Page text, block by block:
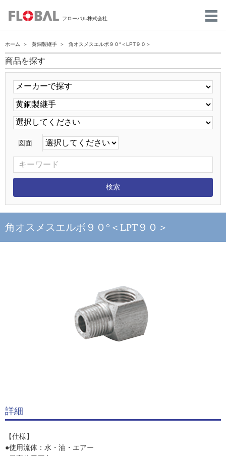
フローバル株式会社
ホーム 黄銅製継手 角オスメスエルボ９０°＜LPT９０＞
商品を探す
図面
角オスメスエルボ９０°＜LPT９０＞
詳細
【仕様】
●使用流体：水・油・エアー